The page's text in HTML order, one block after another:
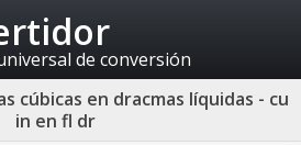
de conversión
cúbicas en dracmas líquidas - cu
in en fl dr